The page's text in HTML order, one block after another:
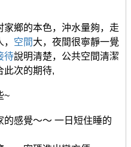
家鄉的本色，沖水量夠，走
空間大，夜間很寧靜一覺
待說明清楚，公共空間清潔
此次的期待,
~
的感覺～～ 一日短住睡的